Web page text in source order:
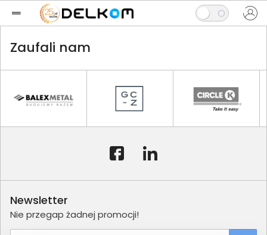
Zaufali nam
Newsletter
Nie przegap żadnej promocji!